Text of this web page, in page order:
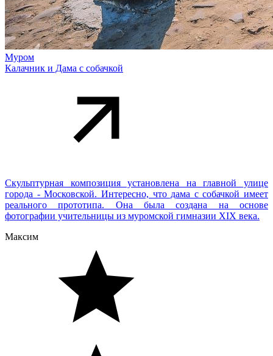
Муром
Калачник и Дама с собачкой
Скульптурная композиция установлена на главной улице
города - Московской. Интересно, что дама с собачкой имеет
реального прототипа. Она была создана на основе
фотографии учительницы из муромской гимназии XIX века.
Максим